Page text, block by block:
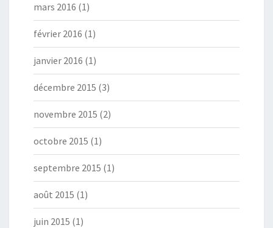
mars 2016 (1)
février 2016 (1)
janvier 2016 (1)
décembre 2015 (3)
novembre 2015 (2)
octobre 2015 (1)
septembre 2015 (1)
août 2015 (1)
juin 2015 (1)